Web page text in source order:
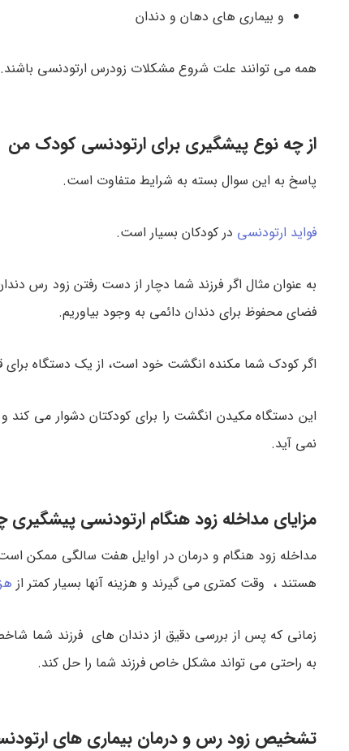
و بیماری های دهان و دندان
همه می توانند علت شروع مشکلات زودرس ارتودنسی باشند.
از چه نوع پیشگیری برای ارتودنسی کودک
پاسخ به این سوال بسته به شرایط متفاوت است.
فواید ارتودنسی در کودکان بسیار است.
به عنوان مثال اگر فرزند شما دچار از دست رفتن زود رس
فضای محفوظ برای دندان دائمی به وجود بیاوریم.
اگر کودک شما مکنده انگشت خود است، از یک دستگاه برای
این دستگاه مکیدن انگشت را برای کودکتان دشوار می
نمی آید.
مزایای مداخله زود هنگام ارتودنسی
مداخله زود هنگام و درمان در اوایل هفت سالگی ممکن
هستند ، وقت کمتری می گیرند و هزینه آنها بسیار کمتر از
زمانی که پس از بررسی دقیق از دندان های فرزند شما
به راحتی می تواند مشکل خاص فرزند شما را حل کند.
تشخیص زود رس و درمان بیماری های